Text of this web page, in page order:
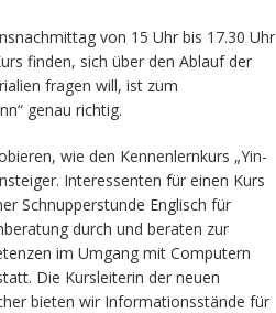
von 15 Uhr bis 17.30 Uhr
finden, sich über den Ablauf der
fragen will, ist zum
genau richtig.
wie den Kennenlernkurs „Yin-
Interessenten für einen Kurs
Schnupperstunde Englisch für
durch und beraten zur
im Umgang mit Computern
Die Kursleiterin der neuen
bieten wir Informationsstände für